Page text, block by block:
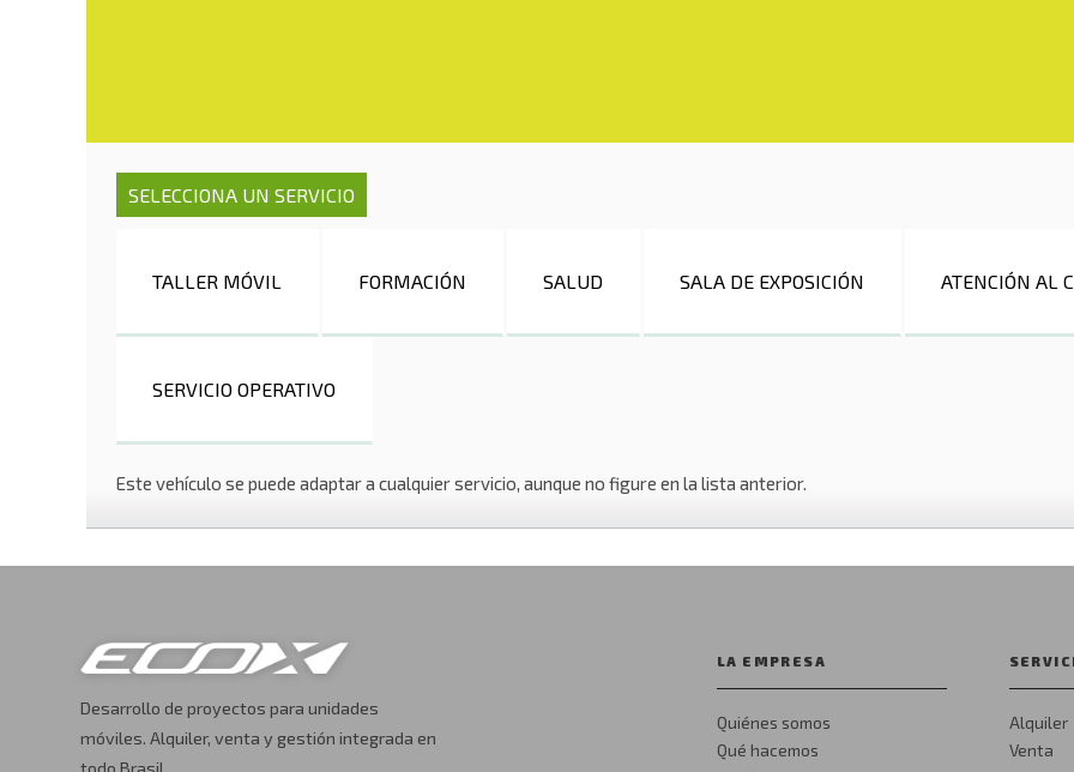
SELECCIONA UN SERVICIO
TALLER MÓVIL FORMACIÓN SALUD SALA DE EXPOSICIÓN ATENCIÓN AL
SERVICIO OPERATIVO
Este vehículo se puede adaptar a cualquier servicio, aunque no figure en la lista anterior.
Desarrollo de proyectos para unidades
móviles. Alquiler, venta y gestión integrada en
LA EMPRESA
Quiénes somos
Qué hacemos
Alquiler
Venta